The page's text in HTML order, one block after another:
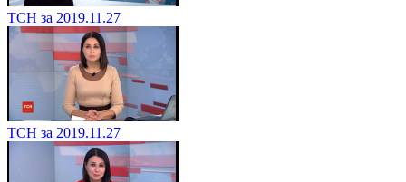
ТСН за 2019.11.27
ТСН за 2019.11.27